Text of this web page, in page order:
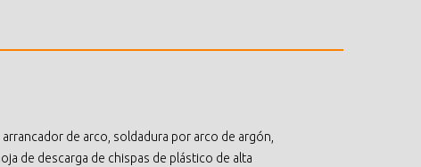
de arco, soldadura por arco de argón,
de descarga de chispas de plástico de alta